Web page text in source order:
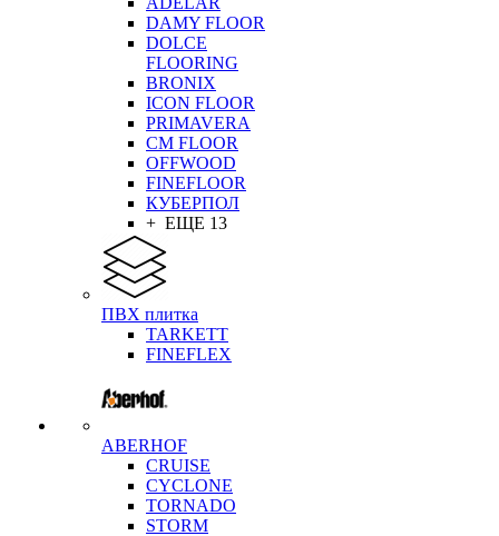
DAMY FLOOR
DOLCE
FLOORING
BRONIX
ICON FLOOR
PRIMAVERA
CM FLOOR
OFFWOOD
FINEFLOOR
КУБЕРПОЛ
+ ЕЩЕ 13
ПВХ плитка
TARKETT
FINEFLEX
ABERHOF
CRUISE
CYCLONE
TORNADO
STORM